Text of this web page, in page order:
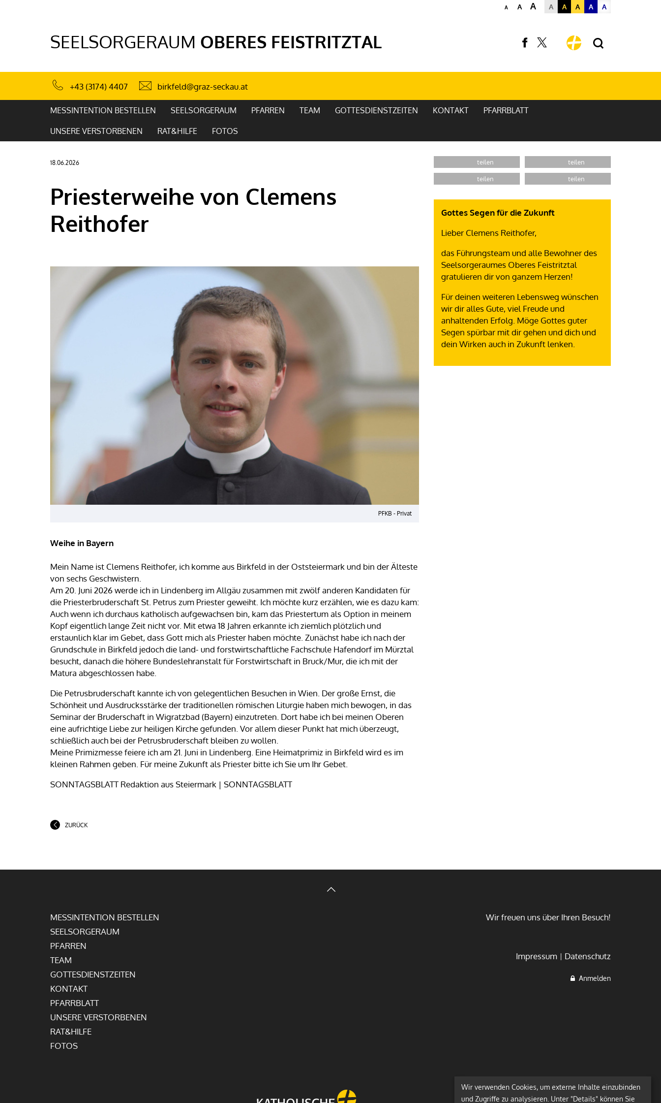
A A A A A A A A
SEELSORGERAUM OBERES FEISTRITZTAL
+43 (3174) 4407 birkfeld@graz-seckau.at
MESSINTENTION BESTELLEN SEELSORGERAUM PFARREN TEAM GOTTESDIENSTZEITEN KONTAKT PFARRBLATT
UNSERE VERSTORBENEN RAT&HILFE FOTOS
18.06.2026
Priesterweihe von Clemens
Reithofer
PFKB - Privat
Weihe in Bayern
Mein Name ist Clemens Reithofer, ich komme aus Birkfeld in der Oststeiermark und bin der Älteste
von sechs Geschwistern.
Am 20. Juni 2026 werde ich in Lindenberg im Allgäu zusammen mit zwölf anderen Kandidaten für
die Priesterbruderschaft St. Petrus zum Priester geweiht. Ich möchte kurz erzählen, wie es dazu kam:
Auch wenn ich durchaus katholisch aufgewachsen bin, kam das Priestertum als Option in meinem
Kopf eigentlich lange Zeit nicht vor. Mit etwa 18 Jahren erkannte ich ziemlich plötzlich und
erstaunlich klar im Gebet, dass Gott mich als Priester haben möchte. Zunächst habe ich nach der
Grundschule in Birkfeld jedoch die land- und forstwirtschaftliche Fachschule Hafendorf im Mürztal
besucht, danach die höhere Bundeslehranstalt für Forstwirtschaft in Bruck/Mur, die ich mit der
Matura abgeschlossen habe.
Die Petrusbruderschaft kannte ich von gelegentlichen Besuchen in Wien. Der große Ernst, die
Schönheit und Ausdrucksstärke der traditionellen römischen Liturgie haben mich bewogen, in das
Seminar der Bruderschaft in Wigratzbad (Bayern) einzutreten. Dort habe ich bei meinen Oberen
eine aufrichtige Liebe zur heiligen Kirche gefunden. Vor allem dieser Punkt hat mich überzeugt,
schließlich auch bei der Petrusbruderschaft bleiben zu wollen.
Meine Primizmesse feiere ich am 21. Juni in Lindenberg. Eine Heimatprimiz in Birkfeld wird es im
kleinen Rahmen geben. Für meine Zukunft als Priester bitte ich Sie um Ihr Gebet.
SONNTAGSBLATT Redaktion aus Steiermark | SONNTAGSBLATT
ZURÜCK
Gottes Segen für die Zukunft
Lieber Clemens Reithofer,
das Führungsteam und alle Bewohner des
Seelsorgeraumes Oberes Feistritztal
gratulieren dir von ganzem Herzen!
Für deinen weiteren Lebensweg wünschen
wir dir alles Gute, viel Freude und
anhaltenden Erfolg. Möge Gottes guter
Segen spürbar mit dir gehen und dich und
dein Wirken auch in Zukunft lenken.
MESSINTENTION BESTELLEN
SEELSORGERAUM
PFARREN
TEAM
GOTTESDIENSTZEITEN
KONTAKT
PFARRBLATT
UNSERE VERSTORBENEN
RAT&HILFE
FOTOS
Wir freuen uns über Ihren Besuch!
Impressum Datenschutz
Anmelden
Wir verwenden Cookies, um externe Inhalte einzubinden
und Zugriffe zu analysieren. Unter "Details" können Sie